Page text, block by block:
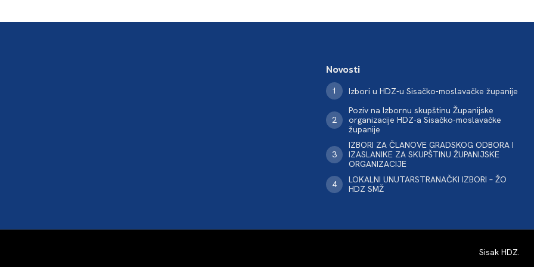
Novosti
Izbori u HDZ-u Sisačko-moslavačke županije
Poziv na Izbornu skupštinu Županijske
organizacije HDZ-a Sisačko-moslavačke
županije
IZBORI ZA ČLANOVE GRADSKOG ODBORA I
IZASLANIKE ZA SKUPŠTINU ŽUPANIJSKE
ORGANIZACIJE
LOKALNI UNUTARSTRANAČKI IZBORI – ŽO
HDZ SMŽ
Sisak HDZ.